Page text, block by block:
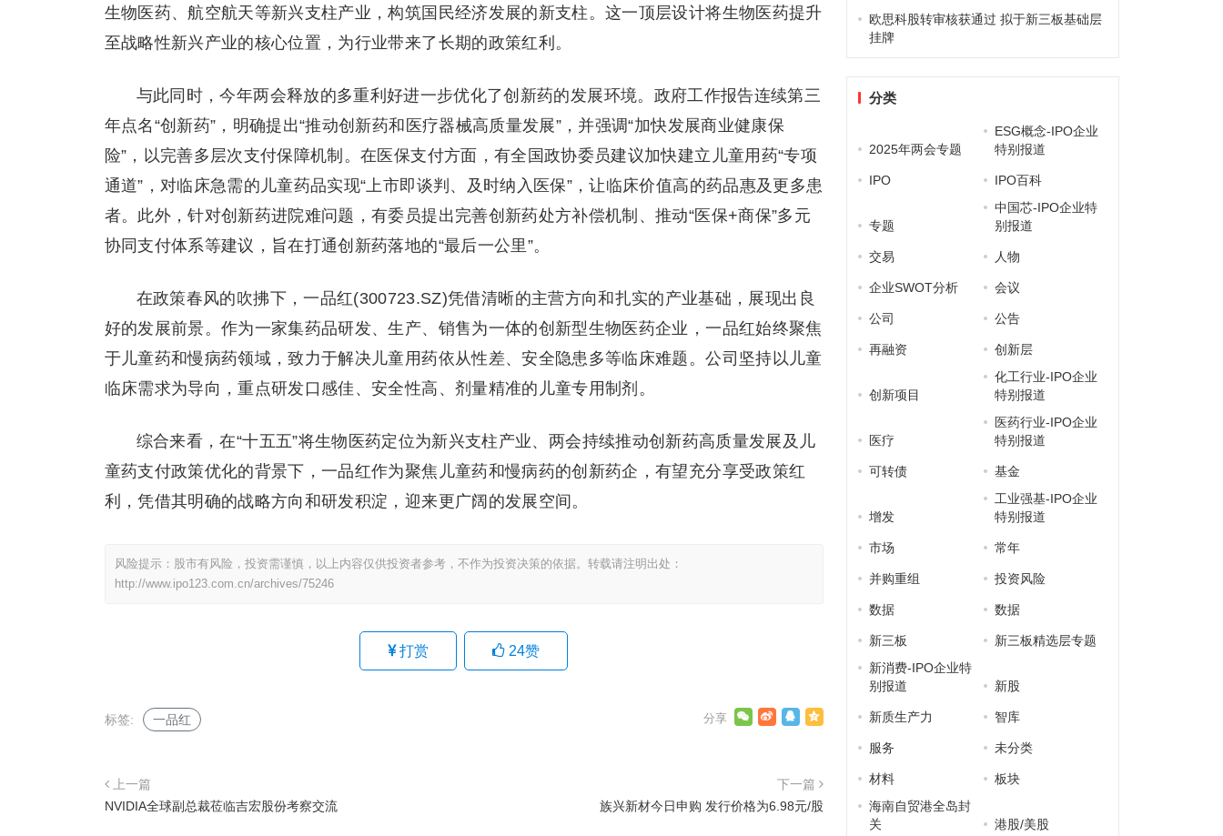
生物医药、航空航天等新兴支柱产业，构筑国民经济发展的新支柱。这一顶层设计将生物医药提升
至战略性新兴产业的核心位置，为行业带来了长期的政策红利。
与此同时，今年两会释放的多重利好进一步优化了创新药的发展环境。政府工作报告连续第三
年点名“创新药”，明确提出“推动创新药和医疗器械高质量发展”，并强调“加快发展商业健康保
险”，以完善多层次支付保障机制。在医保支付方面，有全国政协委员建议加快建立儿童用药“专项
通道”，对临床急需的儿童药品实现“上市即谈判、及时纳入医保”，让临床价值高的药品惠及更多患
者。此外，针对创新药进院难问题，有委员提出完善创新药处方补偿机制、推动“医保+商保”多元
协同支付体系等建议，旨在打通创新药落地的“最后一公里”。
在政策春风的吹拂下，一品红(300723.SZ)凭借清晰的主营方向和扎实的产业基础，展现出良
好的发展前景。作为一家集药品研发、生产、销售为一体的创新型生物医药企业，一品红始终聚焦
于儿童药和慢病药领域，致力于解决儿童用药依从性差、安全隐患多等临床难题。公司坚持以儿童
临床需求为导向，重点研发口感佳、安全性高、剂量精准的儿童专用制剂。
综合来看，在“十五五”将生物医药定位为新兴支柱产业、两会持续推动创新药高质量发展及儿
童药支付政策优化的背景下，一品红作为聚焦儿童药和慢病药的创新药企，有望充分享受政策红
利，凭借其明确的战略方向和研发积淀，迎来更广阔的发展空间。
风险提示：股市有风险，投资需谨慎，以上内容仅供投资者参考，不作为投资决策的依据。转载请注明出处：
http://www.ipo123.com.cn/archives/75246
打赏 24赞
标签: 一品红
上一篇
NVIDIA全球副总裁莅临吉宏股份考察交流
下一篇
族兴新材今日申购 发行价格为6.98元/股
欧思科股转审核获通过 拟于新三板基础层
挂牌
分类
2025年两会专题
ESG概念-IPO企业
特别报道
IPO IPO百科
专题
中国芯-IPO企业特
别报道
交易 人物
企业SWOT分析 会议
公司 公告
再融资 创新层
创新项目
化工行业-IPO企业
特别报道
医疗
医药行业-IPO企业
特别报道
可转债 基金
增发
工业强基-IPO企业
特别报道
市场 常年
并购重组 投资风险
数据 数据
新三板
新三板精选层专题
新消费-IPO企业特
别报道
新股
新质生产力 智库
服务 未分类
材料
板块
海南自贸港全岛封
关
港股/美股